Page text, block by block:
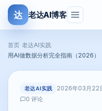
达 老达AI博客
首页 老达AI实践
用AI做数据分析完全指南（2026
老达AI实践 2026年03月22
0 评论